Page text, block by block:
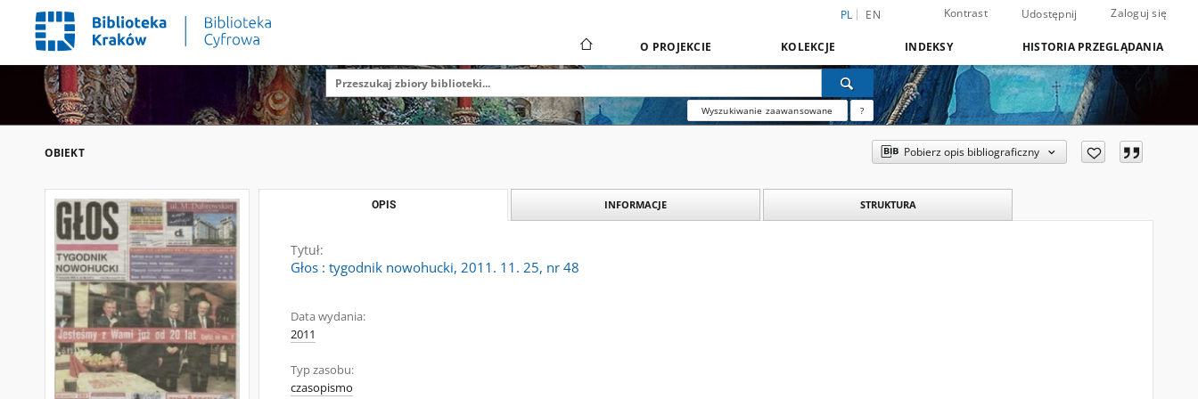
PL EN Kontrast Udostępnij Zaloguj się
O PROJEKCIE KOLEKCJE INDEKSY HISTORIA PRZEGLĄDANIA
Wyszukiwanie zaawansowane ?
OBIEKT Pobierz opis bibliograficzny
OPIS INFORMACJE STRUKTURA
Tytuł:
Głos : tygodnik nowohucki, 2011. 11. 25, nr 48
Data wydania:
2011
Typ zasobu:
czasopismo